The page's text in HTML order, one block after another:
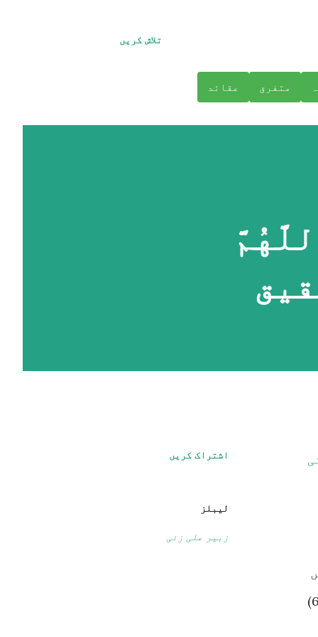
تلاش کریں
متفرق عقائد
اشتراک کریں
لیبلز
زبیر علی زئی